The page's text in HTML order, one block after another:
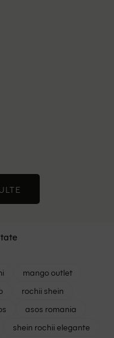
mango outlet
rochii shein
asos romania
shein rochii elegante